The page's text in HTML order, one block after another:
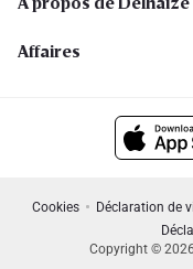
Affaires
Cookies Déclaration de
Copyright ©